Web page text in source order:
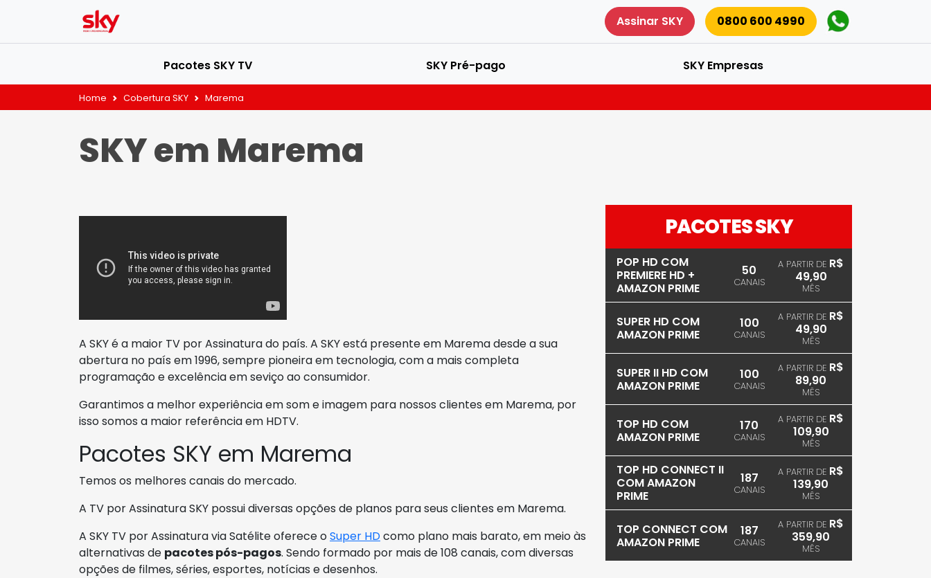
Assinar SKY 0800 600 4990
Pacotes SKY TV SKY Pré-pago SKY Empresas
Home Cobertura SKY Marema
SKY em Marema
A SKY é a maior TV por Assinatura do país. A SKY está presente em Marema desde a sua
abertura no país em 1996, sempre pioneira em tecnologia, com a mais completa
programação e excelência em seviço ao consumidor.
Garantimos a melhor experiência em som e imagem para nossos clientes em Marema, por
isso somos a maior referência em HDTV.
Pacotes SKY em Marema
Temos os melhores canais do mercado.
A TV por Assinatura SKY possui diversas opções de planos para seus clientes em Marema.
A SKY TV por Assinatura via Satélite oferece oSuper HDcomo plano mais barato, em meio às
alternativas de pacotes pós-pagos. Sendo formado por mais de 108 canais, com diversas
opções de filmes, séries, esportes, notícias e desenhos.
PACOTES SKY
POP HD COM
PREMIERE HD +
AMAZON PRIME
50
CANAIS
A PARTIR DE R$
49,90
MÊS
SUPER HD COM
AMAZON PRIME
100
CANAIS
A PARTIR DE R$
49,90
MÊS
SUPER II HD COM
AMAZON PRIME
100
CANAIS
A PARTIR DE R$
89,90
MÊS
TOP HD COM
AMAZON PRIME
170
CANAIS
A PARTIR DE R$
109,90
MÊS
TOP HD CONNECT II
COM AMAZON
PRIME
187
CANAIS
A PARTIR DE R$
139,90
MÊS
TOP CONNECT COM
AMAZON PRIME
187
CANAIS
A PARTIR DE R$
359,90
MÊS